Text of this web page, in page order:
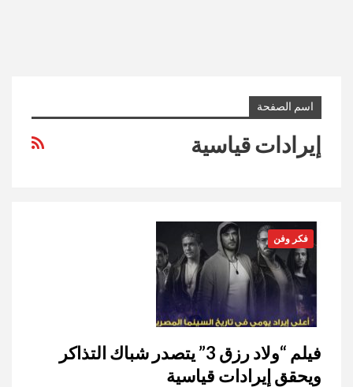
اسم الصفحة
إيرادات قياسية
فكر وفن
فيلم “ولاد رزق 3” يتصدر شباك التذاكر
ويحقق إيرادات قياسية